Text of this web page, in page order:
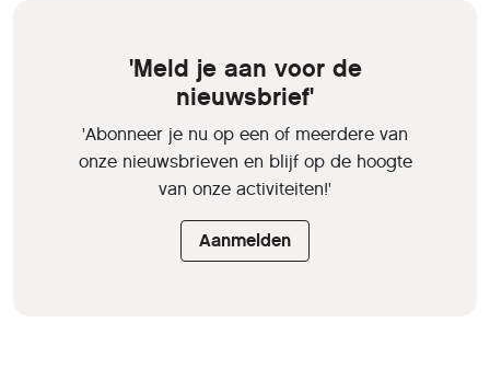
'Meld je aan voor de
nieuwsbrief'
'Abonneer je nu op een of meerdere van
onze nieuwsbrieven en blijf op de hoogte
van onze activiteiten!'
Aanmelden